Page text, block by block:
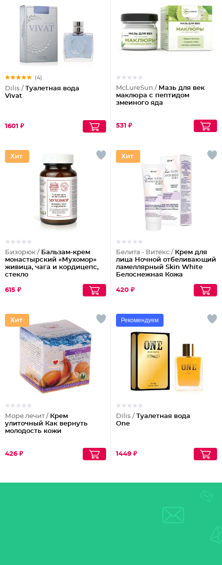
(4)
Dilis / Туалетная вода
Vivat
1601 ₽
McLureSun / Мазь для век
маклюра с пептидом
змеиного яда
531 ₽
Бизорюк / Бальзам-крем
монастырский «Мухомор»
живица, чага и кордицепс,
стекло
615 ₽
Белита - Витекс / Крем для
лица Ночной отбеливающий
ламеллярный Skin White
Белоснежная Кожа
420 ₽
Море лечит / Крем
улиточный Как вернуть
молодость кожи
426 ₽
Рекомендуем
Dilis / Туалетная вода
One
1449 ₽